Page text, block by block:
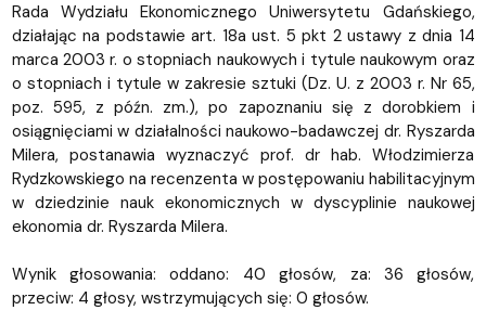
Rada Wydziału Ekonomicznego Uniwersytetu Gdańskiego,
działając na podstawie art. 18a ust. 5 pkt 2 ustawy z dnia 14
marca 2003 r. o stopniach naukowych i tytule naukowym oraz
o stopniach i tytule w zakresie sztuki (Dz. U. z 2003 r. Nr 65,
poz. 595, z późn. zm.), po zapoznaniu się z dorobkiem i
osiągnięciami w działalności naukowo-badawczej dr. Ryszarda
Milera, postanawia wyznaczyć prof. dr hab. Włodzimierza
Rydzkowskiego na recenzenta w postępowaniu habilitacyjnym
w dziedzinie nauk ekonomicznych w dyscyplinie naukowej
ekonomia dr. Ryszarda Milera.
Wynik głosowania: oddano: 40 głosów, za: 36 głosów,
przeciw: 4 głosy, wstrzymujących się: 0 głosów.